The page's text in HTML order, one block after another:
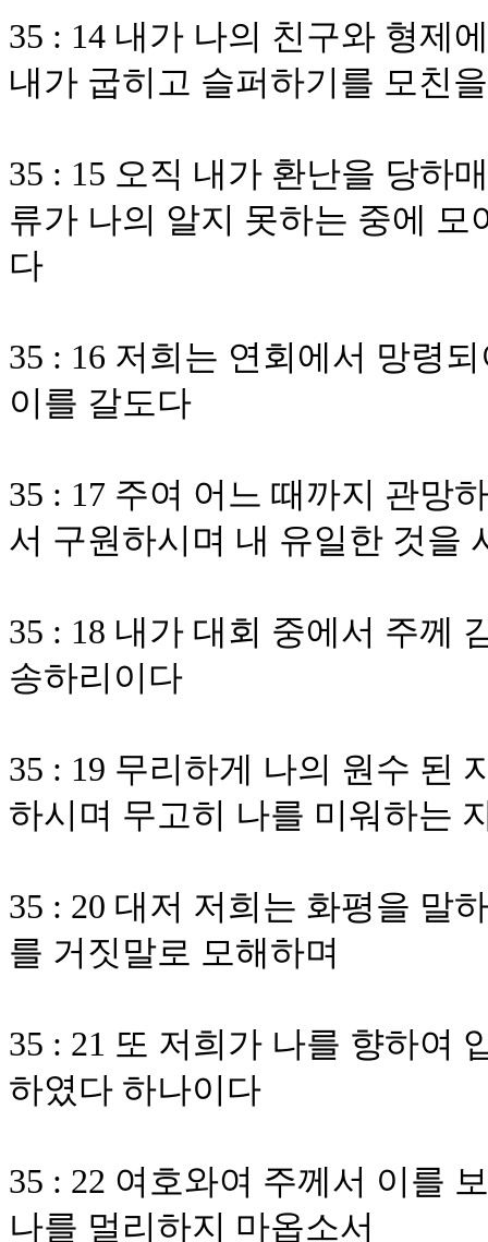
35 : 14 내가 나의 친구와 형제
내가 굽히고 슬퍼하기를 모친
35 : 15 오직 내가 환난을 당하
류가 나의 알지 못하는 중에
다
35 : 16 저희는 연회에서 망령
이를 갈도다
35 : 17 주여 어느 때까지 관망
서 구원하시며 내 유일한 것을
35 : 18 내가 대회 중에서 주께
송하리이다
35 : 19 무리하게 나의 원수 된
하시며 무고히 나를 미워하는
35 : 20 대저 저희는 화평을 말
를 거짓말로 모해하며
35 : 21 또 저희가 나를 향하여
하였다 하나이다
35 : 22 여호와여 주께서 이를
나를 멀리하지 마옵소서